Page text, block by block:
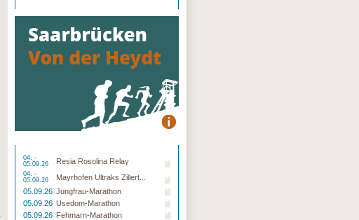
04. -
05.09.26
Resia Rosolina Relay
04. -
05.09.26
Mayrhofen Ultraks Zillert...
05.09.26 Jungfrau-Marathon
05.09.26 Usedom-Marathon
05.09.26 Fehmarn-Marathon